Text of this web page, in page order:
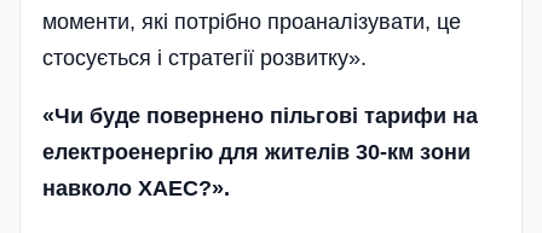
моменти, які потрібно проаналізувати, це
стосується і стратегії розвитку».
«Чи буде повернено пільгові тарифи на
електроенергію для жителів 30-км зони
навколо ХАЕС?».